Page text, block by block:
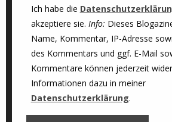
Ich habe die
akzeptiere sie. Info: Dieses
Name, Kommentar, IP-Adresse
des Kommentars und ggf. E-Mail
Kommentare können jederzeit
Informationen dazu in meiner
Datenschutzerklärung.